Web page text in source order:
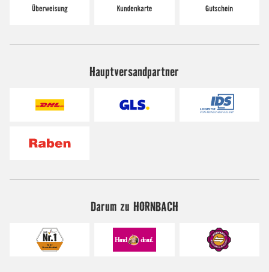
Hauptversandpartner
Darum zu HORNBACH